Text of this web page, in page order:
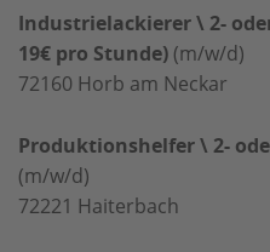
Industrielackierer \ 2-
19€ pro Stunde) (m/w/d)
72160 Horb am Neckar
Produktionshelfer \ 2-
(m/w/d)
72221 Haiterbach